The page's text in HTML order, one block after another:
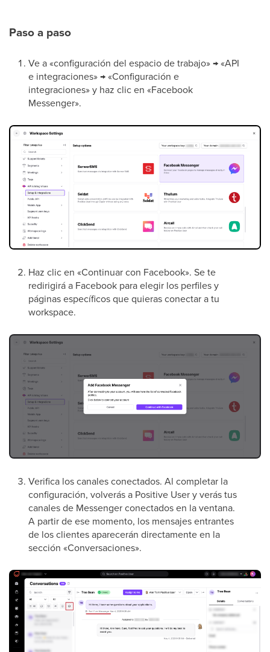
Paso a paso
Ve a «configuración del espacio de trabajo» → «API
e integraciones» → «Configuración e
integraciones» y haz clic en «Facebook
Messenger».
Haz clic en «Continuar con Facebook». Se te
redirigirá a Facebook para elegir los perfiles y
páginas específicos que quieras conectar a tu
workspace.
Verifica los canales conectados. Al completar la
configuración, volverás a Positive User y verás tus
canales de Messenger conectados en la ventana.
A partir de ese momento, los mensajes entrantes
de los clientes aparecerán directamente en la
sección «Conversaciones».